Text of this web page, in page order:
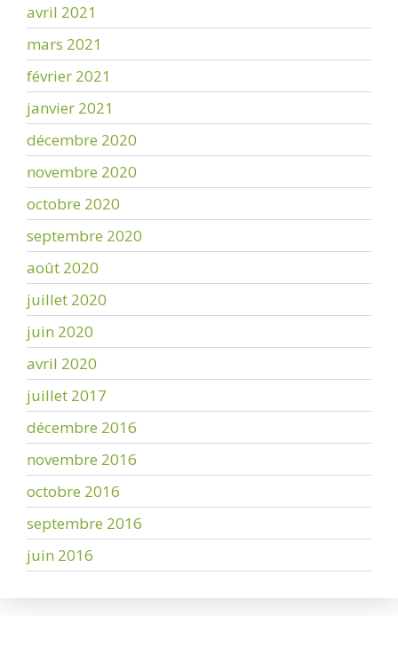
avril 2021
mars 2021
février 2021
janvier 2021
décembre 2020
novembre 2020
octobre 2020
septembre 2020
août 2020
juillet 2020
juin 2020
avril 2020
juillet 2017
décembre 2016
novembre 2016
octobre 2016
septembre 2016
juin 2016